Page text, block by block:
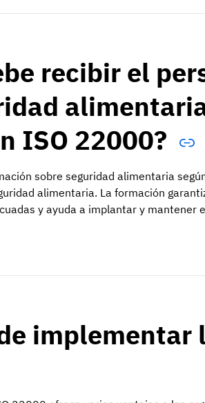
recibir el
ISO 22000?
sobre seguridad alimentaria
alimentaria. La formación
y ayuda a implantar y mantener
implementar